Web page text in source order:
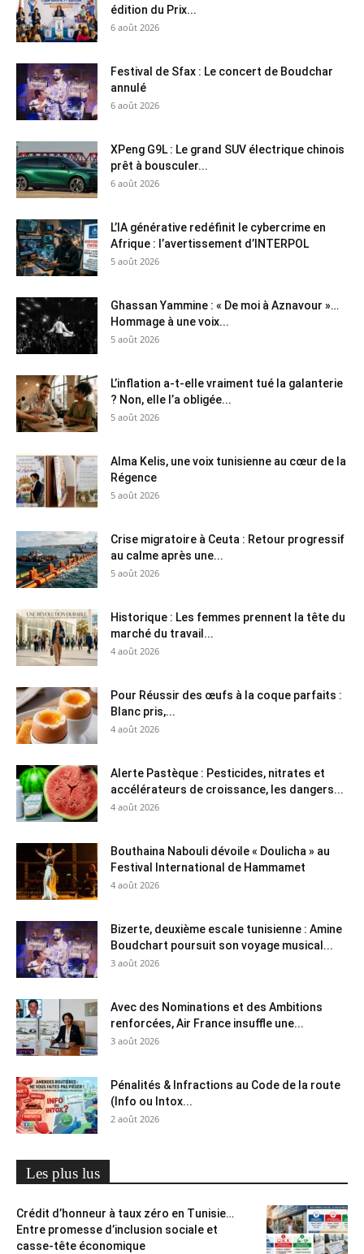
édition du Prix...
6 août 2026
Festival de Sfax : Le concert de Boudchar
annulé
6 août 2026
XPeng G9L : Le grand SUV électrique chinois
prêt à bousculer...
6 août 2026
L’IA générative redéfinit le cybercrime en
Afrique : l’avertissement d’INTERPOL
5 août 2026
Ghassan Yammine : « De moi à Aznavour »…
Hommage à une voix...
5 août 2026
L’inflation a-t-elle vraiment tué la galanterie
? Non, elle l’a obligée...
5 août 2026
Alma Kelis, une voix tunisienne au cœur de la
Régence
5 août 2026
Crise migratoire à Ceuta : Retour progressif
au calme après une...
5 août 2026
Historique : Les femmes prennent la tête du
marché du travail...
4 août 2026
Pour Réussir des œufs à la coque parfaits :
Blanc pris,...
4 août 2026
Alerte Pastèque : Pesticides, nitrates et
accélérateurs de croissance, les dangers...
4 août 2026
Bouthaina Nabouli dévoile « Doulicha » au
Festival International de Hammamet
4 août 2026
Bizerte, deuxième escale tunisienne : Amine
Boudchart poursuit son voyage musical...
3 août 2026
Avec des Nominations et des Ambitions
renforcées, Air France insuffle une...
3 août 2026
Pénalités & Infractions au Code de la route
(Info ou Intox...
2 août 2026
Les plus lus
Crédit d’honneur à taux zéro en Tunisie…
Entre promesse d’inclusion sociale et
casse-tête économique